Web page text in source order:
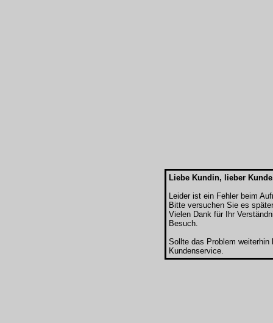
Liebe Kundin, lieber
Leider ist ein Fehler beim
Bitte versuchen Sie es
Vielen Dank für Ihr
Besuch.
Sollte das Problem
Kundenservice.